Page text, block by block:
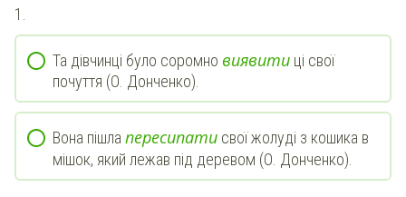
1.
Та дівчинці було соромно виявити ці свої
почуття (О. Донченко).
Вона пішла пересипати свої жолуді з кошика в
мішок, який лежав під деревом (О. Донченко).